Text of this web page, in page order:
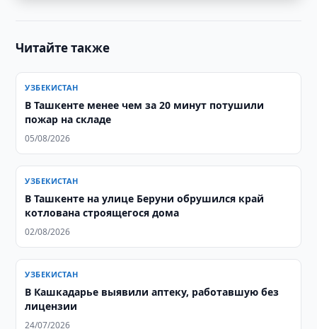
Читайте также
УЗБЕКИСТАН
В Ташкенте менее чем за 20 минут потушили
пожар на складе
05/08/2026
УЗБЕКИСТАН
В Ташкенте на улице Беруни обрушился край
котлована строящегося дома
02/08/2026
УЗБЕКИСТАН
В Кашкадарье выявили аптеку, работавшую без
лицензии
24/07/2026